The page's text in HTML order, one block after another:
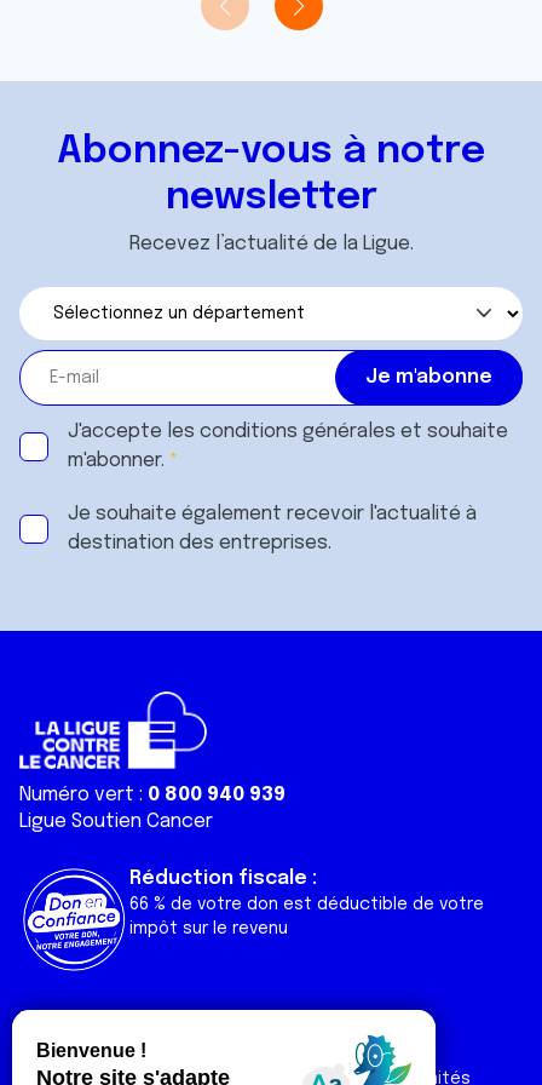
publicité et d'analyse, qui peuvent combiner celles-ci
avec d'autres informations que vous leur avez fournies
Abonnez-vous à notre
newsletter
Recevez l’actualité de la Ligue.
J'accepte les conditions générales et souhaite
m'abonner.
Je souhaite également recevoir l'actualité à
destination des entreprises.
Numéro vert : 0 800 940 939
Ligue Soutien Cancer
Réduction fiscale :
66 % de votre don est déductible de votre
impôt sur le revenu
Liens utiles
Nos actualités
Nos publications
Espace Ligue & comités